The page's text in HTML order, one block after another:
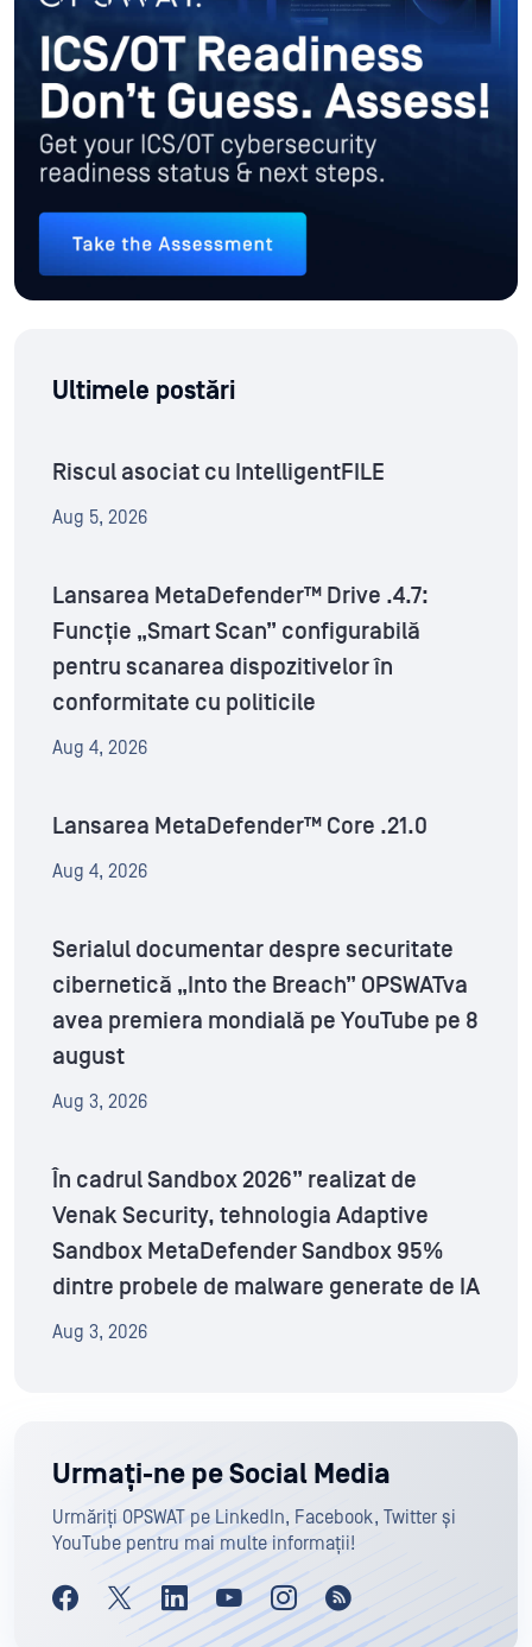
Ultimele postări
Riscul asociat cu IntelligentFILE
Aug 5, 2026
Lansarea MetaDefender™ Drive .4.7:
Funcție „Smart Scan” configurabilă
pentru scanarea dispozitivelor în
conformitate cu politicile
Aug 4, 2026
Lansarea MetaDefender™ Core .21.0
Aug 4, 2026
Serialul documentar despre securitate
cibernetică „Into the Breach” OPSWATva
avea premiera mondială pe YouTube pe 8
august
Aug 3, 2026
În cadrul Sandbox 2026” realizat de
Venak Security, tehnologia Adaptive
Sandbox MetaDefender Sandbox 95%
dintre probele de malware generate de IA
Aug 3, 2026
Urmați-ne pe Social Media
Urmăriți OPSWAT pe LinkedIn, Facebook, Twitter și
YouTube pentru mai multe informații!